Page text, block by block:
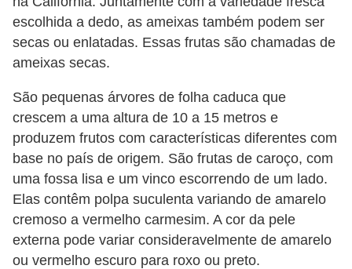
escolhida a dedo, as ameixas também podem ser
secas ou enlatadas. Essas frutas são chamadas de
ameixas secas.
São pequenas árvores de folha caduca que
crescem a uma altura de 10 a 15 metros e
produzem frutos com características diferentes com
base no país de origem. São frutas de caroço, com
uma fossa lisa e um vinco escorrendo de um lado.
Elas contêm polpa suculenta variando de amarelo
cremoso a vermelho carmesim. A cor da pele
externa pode variar consideravelmente de amarelo
ou vermelho escuro para roxo ou preto.
a
s
m
e
d
i
c
i
a
i